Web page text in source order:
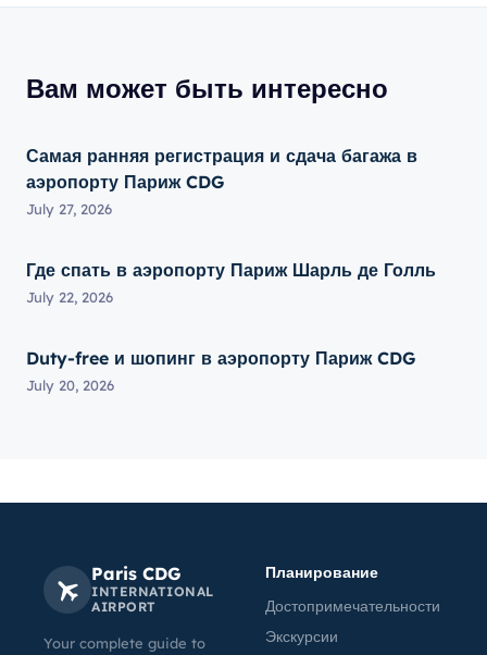
Вам может быть интересно
Самая ранняя регистрация и сдача багажа в
аэропорту Париж CDG
July 27, 2026
Где спать в аэропорту Париж Шарль де Голль
July 22, 2026
Duty-free и шопинг в аэропорту Париж CDG
July 20, 2026
Paris CDG
INTERNATIONAL
AIRPORT
Your complete guide to
Планирование
Достопримечательности
Экскурсии